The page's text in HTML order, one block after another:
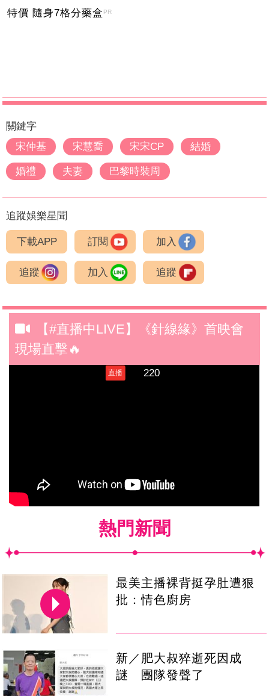
特價 隨身7格分藥盒 PR
關鍵字
宋仲基
宋慧喬 宋宋CP 結婚
婚禮 夫妻 巴黎時裝周
追蹤娛樂星聞
下載APP 訂閱 加入
追蹤 加入 追蹤
【#直播中LIVE】《針線緣》首映會
現場直擊🔥
熱門新聞
最美主播裸背挺孕肚遭狠
批：情色廚房
新／肥大叔猝逝死因成
謎 團隊發聲了